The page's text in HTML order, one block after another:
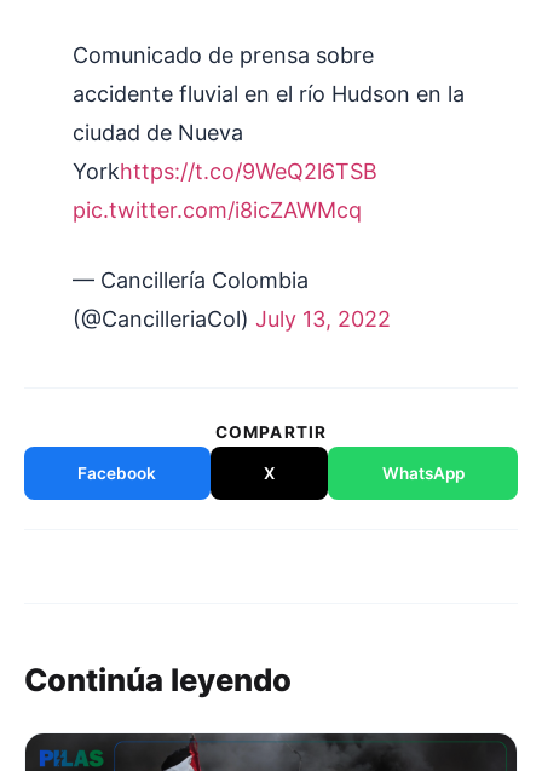
Comunicado de prensa sobre
accidente fluvial en el río Hudson en la
ciudad de Nueva
Yorkhttps://t.co/9WeQ2l6TSB
pic.twitter.com/i8icZAWMcq
— Cancillería Colombia
(@CancilleriaCol) July 13, 2022
COMPARTIR
Facebook X WhatsApp
Continúa leyendo